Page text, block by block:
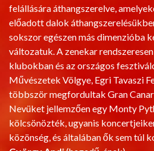
felállására áthangszerelve,
előadott dalok
sokszor egészen más dimenzióba
változatuk. A zenekar
klubokban és az országos
Művészetek Völgye, Egri Tavaszi
többször megfordultak Gran
Nevüket jellemzően egy Monty
kölcsönözték, ugyanis
közönség, és általában ők sem túl